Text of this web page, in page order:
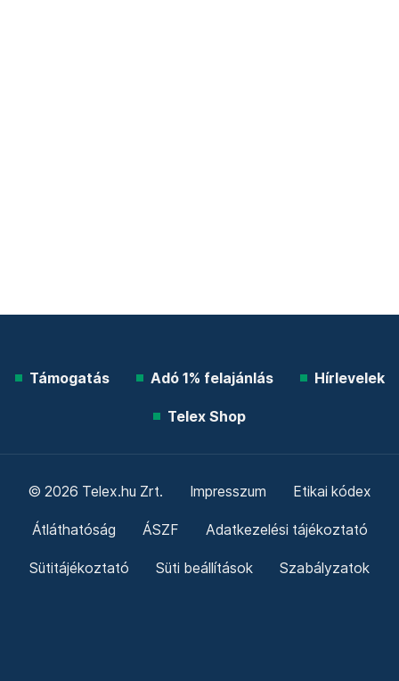
Támogatás Adó 1% felajánlás Hírlevelek
Telex Shop
© 2026 Telex.hu Zrt. Impresszum Etikai kódex
Átláthatóság ÁSZF Adatkezelési tájékoztató
Sütitájékoztató Süti beállítások Szabályzatok